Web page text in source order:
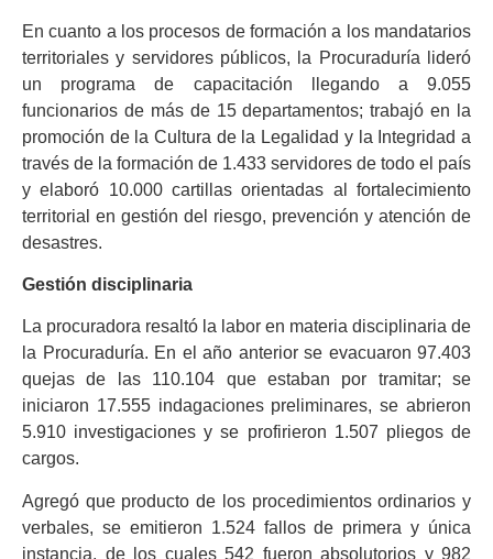
En cuanto a los procesos de formación a los mandatarios
territoriales y servidores públicos, la Procuraduría lideró
un programa de capacitación llegando a 9.055
funcionarios de más de 15 departamentos; trabajó en la
promoción de la Cultura de la Legalidad y la Integridad a
través de la formación de 1.433 servidores de todo el país
y elaboró 10.000 cartillas orientadas al fortalecimiento
territorial en gestión del riesgo, prevención y atención de
desastres.
Gestión disciplinaria
La procuradora resaltó la labor en materia disciplinaria de
la Procuraduría. En el año anterior se evacuaron 97.403
quejas de las 110.104 que estaban por tramitar; se
iniciaron 17.555 indagaciones preliminares, se abrieron
5.910 investigaciones y se profirieron 1.507 pliegos de
cargos.
Agregó que producto de los procedimientos ordinarios y
verbales, se emitieron 1.524 fallos de primera y única
instancia, de los cuales 542 fueron absolutorios y 982